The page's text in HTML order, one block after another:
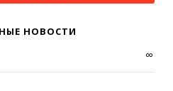
НОВОСТИ
∞